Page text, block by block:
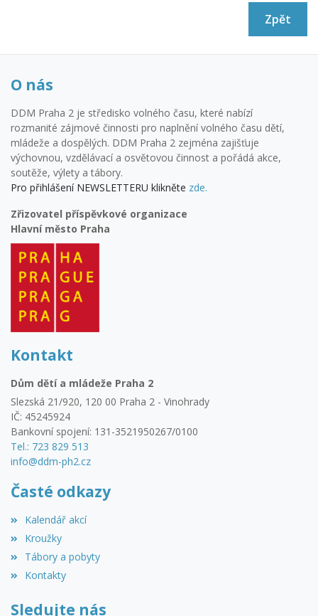
Zpět
O nás
DDM Praha 2 je středisko volného času, které nabízí
rozmanité zájmové činnosti pro naplnění volného času dětí,
mládeže a dospělých. DDM Praha 2 zejména zajišťuje
výchovnou, vzdělávací a osvětovou činnost a pořádá akce,
soutěže, výlety a tábory.
Pro přihlášení NEWSLETTERU klikněte zde.
Zřizovatel příspěvkové organizace
Hlavní město Praha
Kontakt
Dům dětí a mládeže Praha 2
Slezská 21/920, 120 00 Praha 2 - Vinohrady
IČ: 45245924
Bankovní spojení: 131-3521950267/0100
Tel.: 723 829 513
info@ddm-ph2.cz
Časté odkazy
Kalendář akcí
Kroužky
Tábory a pobyty
Kontakty
Sledujte nás